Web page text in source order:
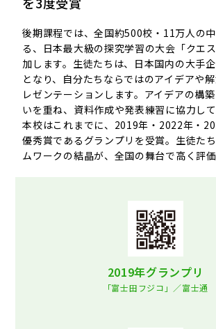
後期課程では、全国約500校・11万人の
る、日本最大級の探究学習の大会「クエ
加します。生徒たちは、日本国内の大手
となり、自分たちならではのアイデアや
レゼンテーションします。アイデアの構
いを重ね、資料作成や発表練習に協力して
本校はこれまでに、2019年・2022年・
優秀賞であるグランプリを受賞。生徒た
ムワークの結晶が、全国の舞台で高く評価
2019年グランプリ
「富士田フジコ」／富士通